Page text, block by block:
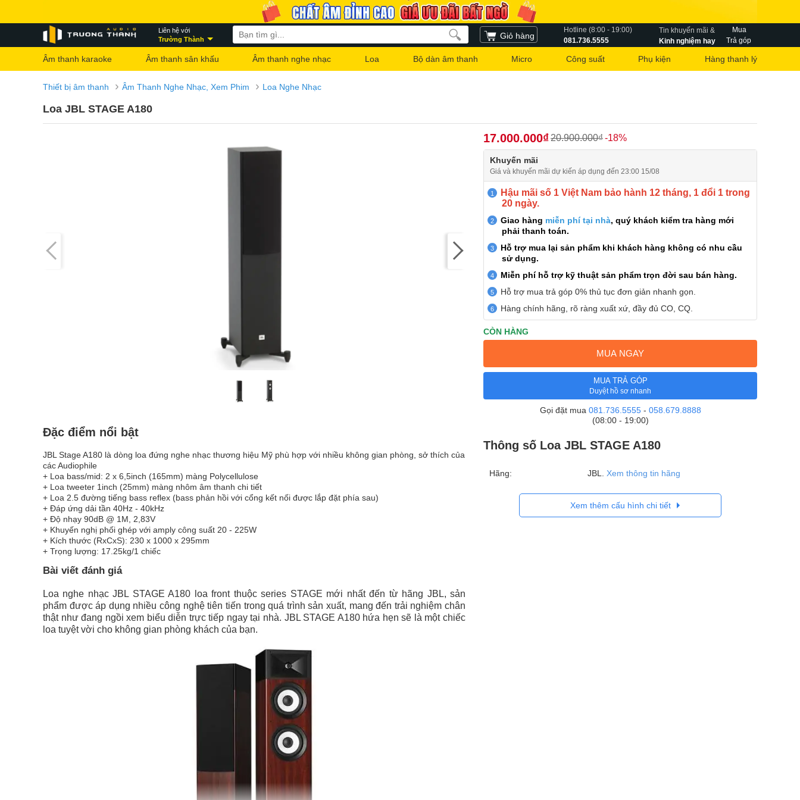
Liên hệ với
Trường Thành
Giỏ hàng
Hotline (8:00 - 19:00)
081.736.5555
Tin khuyến mãi &
Kinh nghiệm hay
Mua
Trả góp
Âm thanh karaoke Âm thanh sân khấu Âm thanh nghe nhạc Loa Bộ dàn âm thanh Micro Công suất Phụ kiện Hàng thanh lý
Thiết bị âm thanh › Âm Thanh Nghe Nhạc, Xem Phim › Loa Nghe Nhạc
Loa JBL STAGE A180
Đặc điểm nổi bật
JBL Stage A180 là dòng loa đứng nghe nhạc thương hiệu Mỹ phù hợp với nhiều không gian phòng, sở thích của
các Audiophile
+ Loa bass/mid: 2 x 6,5inch (165mm) màng Polycellulose
+ Loa tweeter 1inch (25mm) màng nhôm âm thanh chi tiết
+ Loa 2.5 đường tiếng bass reflex (bass phản hồi với cổng kết nối được lắp đặt phía sau)
+ Đáp ứng dải tần 40Hz - 40kHz
+ Độ nhạy 90dB @ 1M, 2,83V
+ Khuyến nghị phối ghép với amply công suất 20 - 225W
+ Kích thước (RxCxS): 230 x 1000 x 295mm
+ Trọng lượng: 17.25kg/1 chiếc
Bài viết đánh giá
Loa nghe nhạc JBL STAGE A180 loa front thuộc series STAGE mới nhất đến từ hãng JBL, sản
phẩm được áp dụng nhiều công nghệ tiên tiến trong quá trình sản xuất, mang đến trải nghiệm chân
thật như đang ngồi xem biểu diễn trực tiếp ngay tại nhà. JBL STAGE A180 hứa hẹn sẽ là một chiếc
loa tuyệt vời cho không gian phòng khách của bạn.
17.000.000₫20.900.000₫-18%
Khuyến mãi
Giá và khuyến mãi dự kiến áp dụng đến 23:00 15/08
Hậu mãi số 1 Việt Nam bảo hành 12 tháng, 1 đổi 1 trong
20 ngày.
Giao hàng miễn phí tại nhà, quý khách kiểm tra hàng mới
phải thanh toán.
Hỗ trợ mua lại sản phẩm khi khách hàng không có nhu cầu
sử dụng.
Miễn phí hỗ trợ kỹ thuật sản phẩm trọn đời sau bán hàng.
Hỗ trợ mua trả góp 0% thủ tục đơn giản nhanh gọn.
Hàng chính hãng, rõ ràng xuất xứ, đầy đủ CO, CQ.
CÒN HÀNG
MUA NGAY
MUA TRẢ GÓP
Duyệt hồ sơ nhanh
Gọi đặt mua 081.736.5555- 058.679.8888
(08:00 - 19:00)
Thông số Loa JBL STAGE A180
Hãng: JBL. Xem thông tin hãng
Xem thêm cấu hình chi tiết